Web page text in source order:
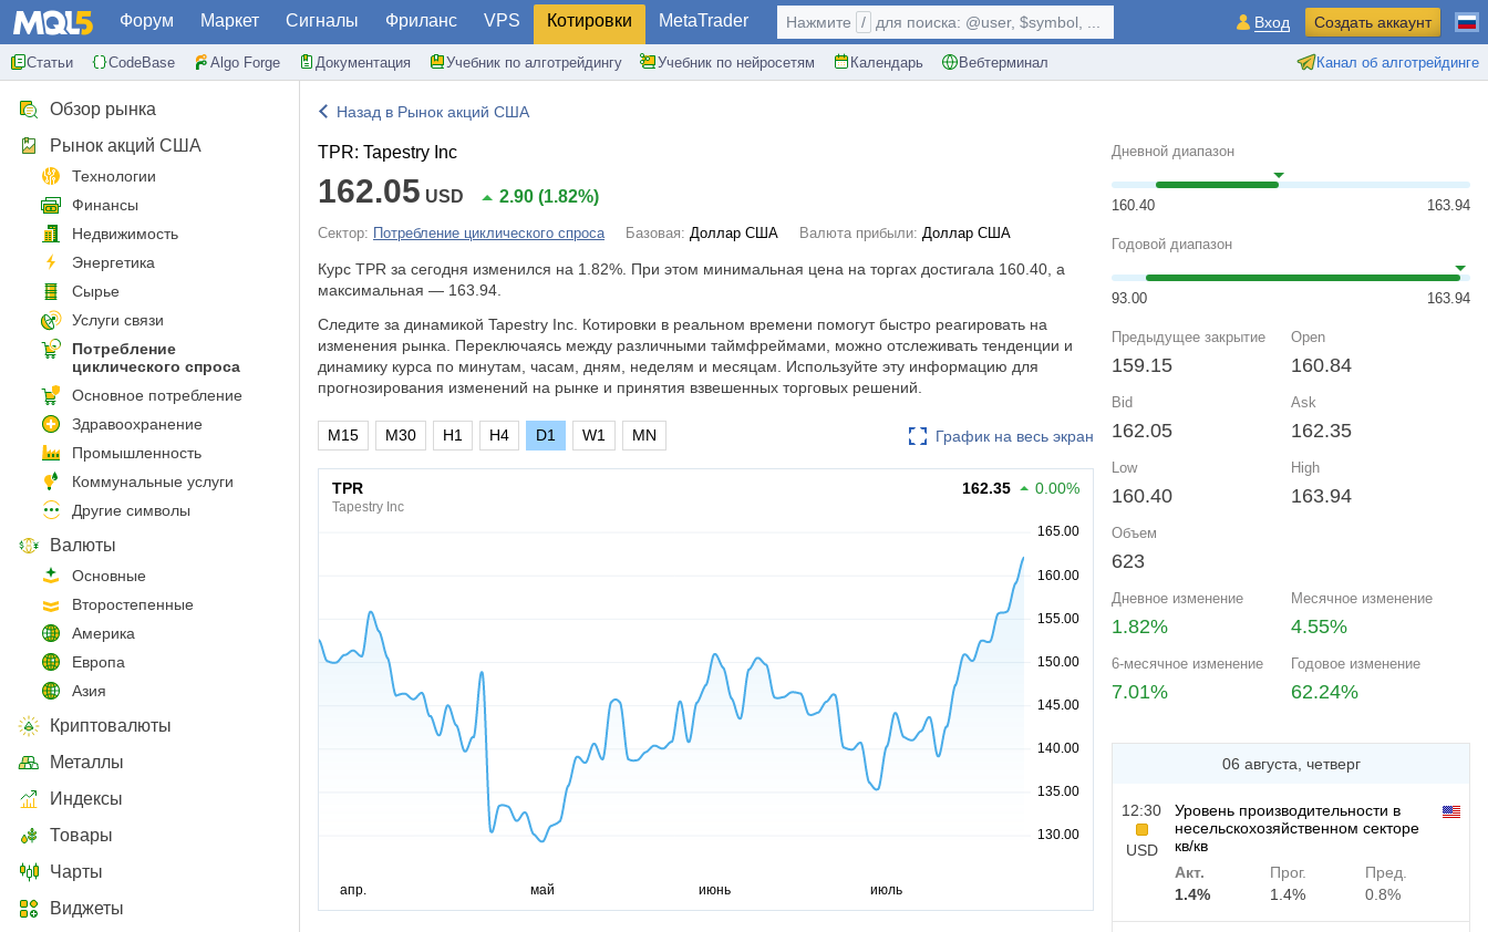
Форум Маркет Сигналы Фриланс VPS Котировки MetaTrader
Статьи CodeBase Algo Forge Документация Учебник по алготрейдингу Учебник по нейросетям Календарь Вебтерминал Канал об алготрейдинге
Нажмите / для поиска: @user, $symbol, ... Вход Создать аккаунт
Обзор рынка
Рынок акций США
Технологии
Финансы
Недвижимость
Энергетика
Сырье
Услуги связи
Потребление
циклического спроса
Основное потребление
Здравоохранение
Промышленность
Коммунальные услуги
Другие символы
Валюты
Основные
Второстепенные
Америка
Европа
Азия
Криптовалюты
Металлы
Индексы
Товары
Чарты
Виджеты
Назад в Рынок акций США
TPR: Tapestry Inc
162.05 USD 2.90 (1.82%)
Сектор: Потребление циклического спроса Базовая: Доллар США Валюта прибыли: Доллар США
Курс TPR за сегодня изменился на 1.82% . При этом минимальная цена на торгах достигала 160.40, а
максимальная — 163.94.
Следите за динамикой Tapestry Inc. Котировки в реальном времени помогут быстро реагировать на
изменения рынка. Переключаясь между различными таймфреймами, можно отслеживать тенденции и
динамику курса по минутам, часам, дням, неделям и месяцам. Используйте эту информацию для
прогнозирования изменений на рынке и принятия взвешенных торговых решений.
График на весь экран
M15 M30 H1 H4 D1 W1 MN
TPR
Tapestry Inc
162.35 0.00%
Дневной диапазон
160.40 163.94
Годовой диапазон
93.00 163.94
Предыдущее закрытие
159.15
Open
160.84
Bid
162.05
Ask
162.35
Low
160.40
High
163.94
Объем
623
Дневное изменение
1.82%
Месячное изменение
4.55%
6-месячное изменение
7.01%
Годовое изменение
62.24%
06 августа, четверг
12:30
USD
Уровень производительности в
несельскохозяйственном секторе
кв/кв
Акт.
1.4%
Прог.
1.4%
Пред.
0.8%